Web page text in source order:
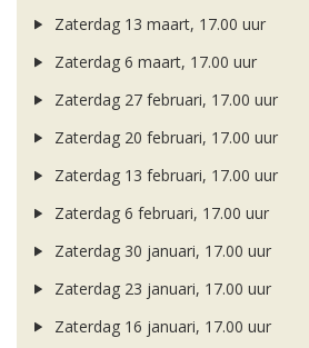
Zaterdag 13 maart, 17.00 uur
Zaterdag 6 maart, 17.00 uur
Zaterdag 27 februari, 17.00 uur
Zaterdag 20 februari, 17.00 uur
Zaterdag 13 februari, 17.00 uur
Zaterdag 6 februari, 17.00 uur
Zaterdag 30 januari, 17.00 uur
Zaterdag 23 januari, 17.00 uur
Zaterdag 16 januari, 17.00 uur